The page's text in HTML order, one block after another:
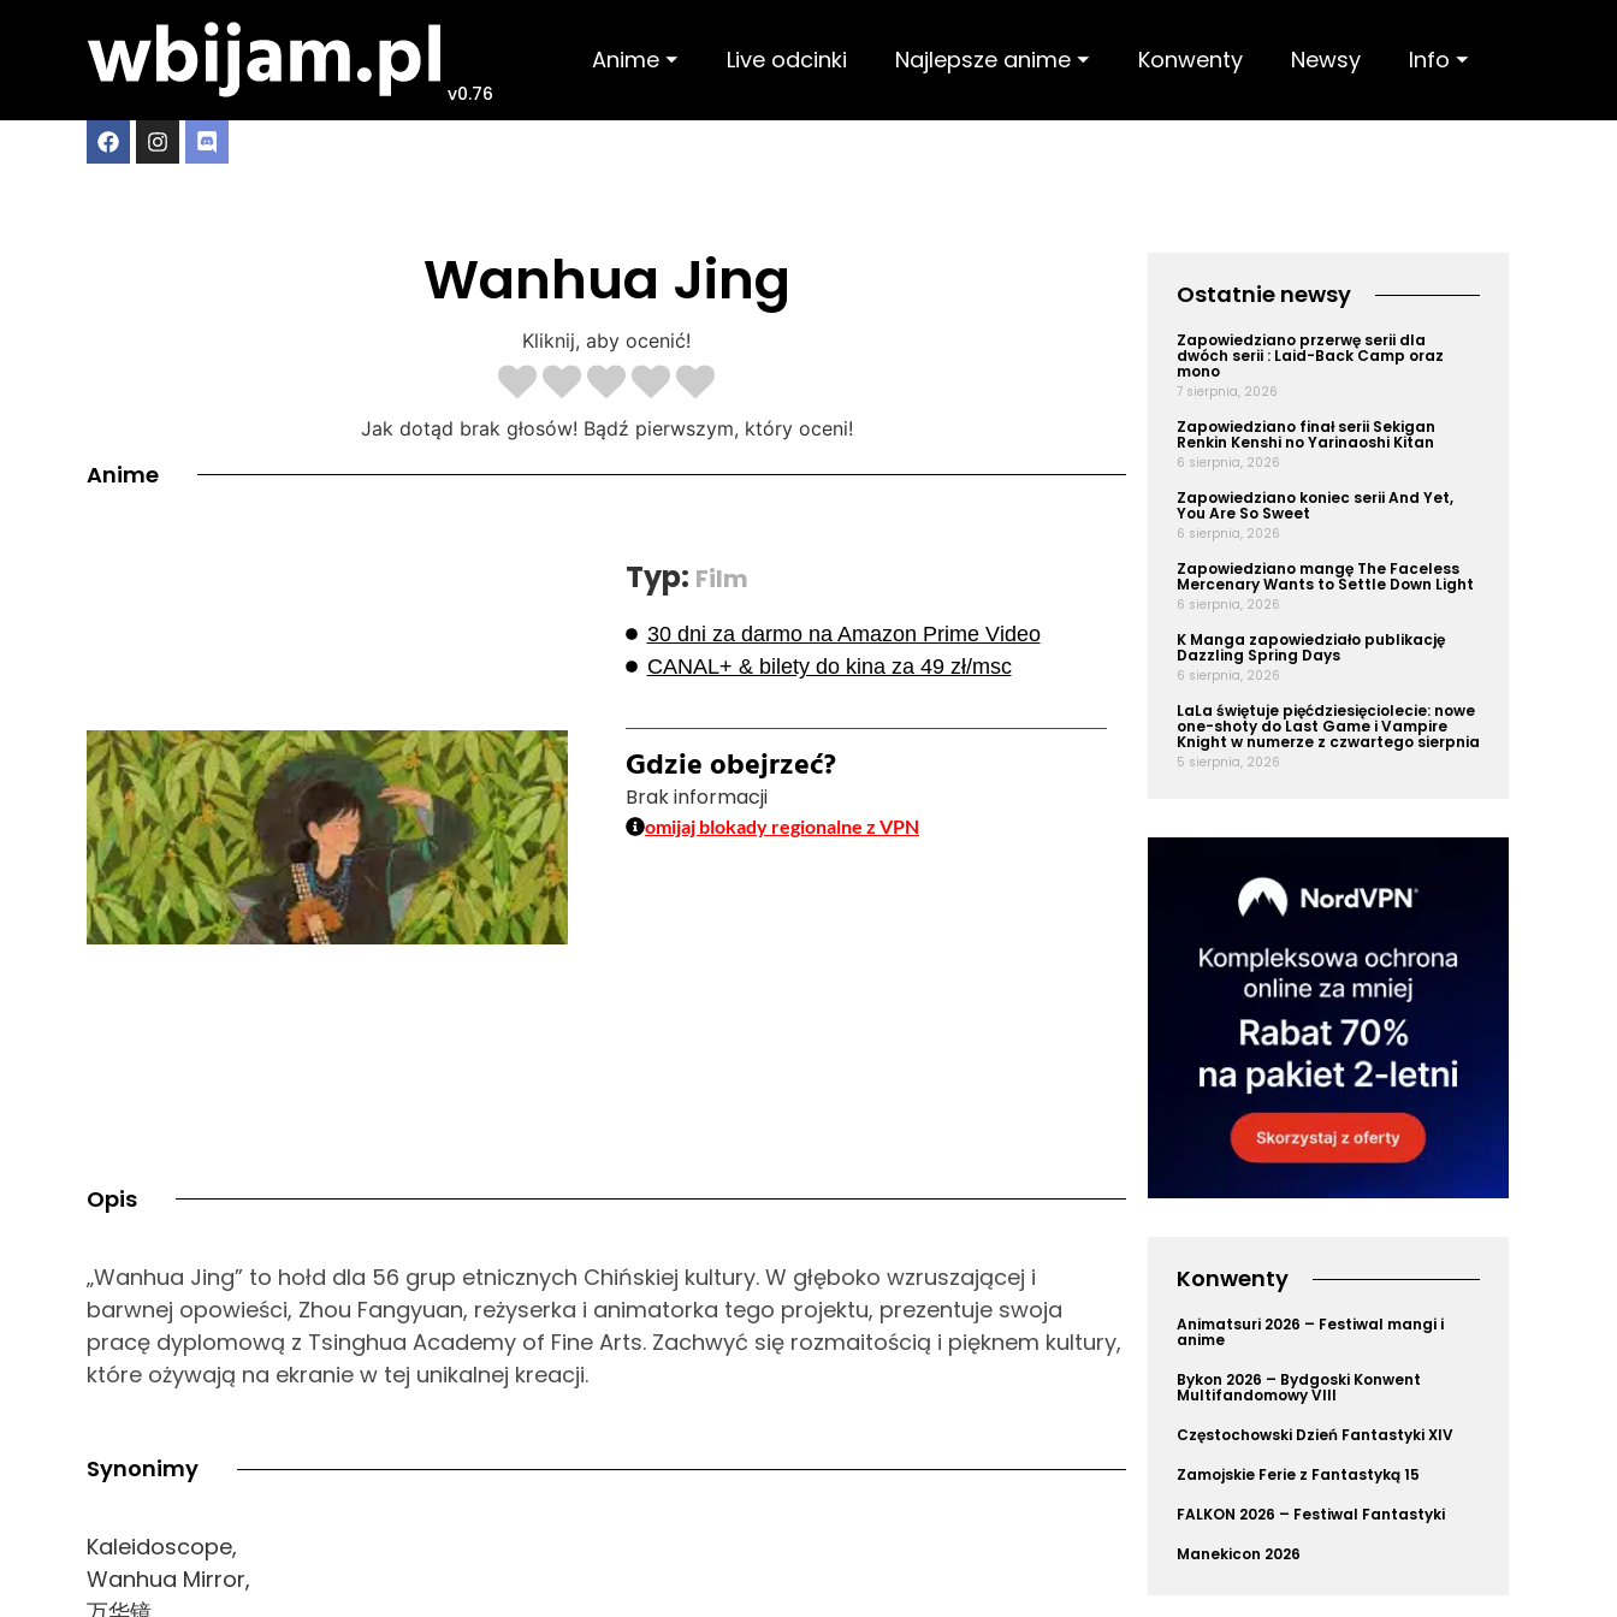
v0.76
Anime ⏷ Live odcinki Najlepsze anime ⏷ Konwenty Newsy Info ⏷
Wanhua Jing
Kliknij, aby ocenić!
Jak dotąd brak głosów! Bądź pierwszym, który oceni!
Anime
Typ: Film
30 dni za darmo na Amazon Prime Video
CANAL+ & bilety do kina za 49 zł/msc
Gdzie obejrzeć?
Brak informacji
omijaj blokady regionalne z VPN
Opis
„Wanhua Jing” to hołd dla 56 grup etnicznych Chińskiej kultury. W głęboko wzruszającej i
barwnej opowieści, Zhou Fangyuan, reżyserka i animatorka tego projektu, prezentuje swoja
pracę dyplomową z Tsinghua Academy of Fine Arts. Zachwyć się rozmaitością i pięknem kultury,
które ożywają na ekranie w tej unikalnej kreacji.
Synonimy
Kaleidoscope,
Wanhua Mirror,
Ostatnie newsy
Zapowiedziano przerwę serii dla
dwóch serii : Laid-Back Camp oraz
mono
7 sierpnia, 2026
Zapowiedziano finał serii Sekigan
Renkin Kenshi no Yarinaoshi Kitan
6 sierpnia, 2026
Zapowiedziano koniec serii And Yet,
You Are So Sweet
6 sierpnia, 2026
Zapowiedziano mangę The Faceless
Mercenary Wants to Settle Down Light
6 sierpnia, 2026
K Manga zapowiedziało publikację
Dazzling Spring Days
6 sierpnia, 2026
LaLa świętuje pięćdziesięciolecie: nowe
one-shoty do Last Game i Vampire
Knight w numerze z czwartego sierpnia
5 sierpnia, 2026
Konwenty
Animatsuri 2026 – Festiwal mangi i
anime
Bykon 2026 – Bydgoski Konwent
Multifandomowy VIII
Częstochowski Dzień Fantastyki XIV
Zamojskie Ferie z Fantastyką 15
FALKON 2026 – Festiwal Fantastyki
Manekicon 2026